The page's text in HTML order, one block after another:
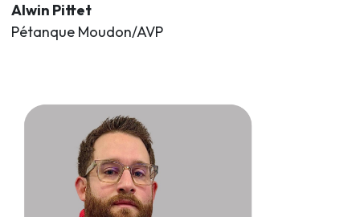
Alwin Pittet
Pétanque Moudon/AVP